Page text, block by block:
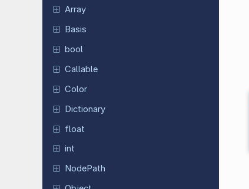
Array
Basis
bool
Callable
Color
Dictionary
float
int
NodePath